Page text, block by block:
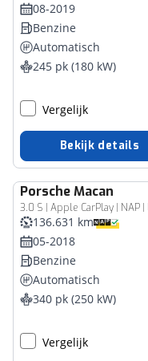
08-2019
Benzine
Automatisch
245 pk (180 kW)
Vergelijk
Bekijk details
PorscheMacan
3.0 S | Apple CarPlay | NAP
136.631 km
05-2018
Benzine
Automatisch
340 pk (250 kW)
Vergelijk